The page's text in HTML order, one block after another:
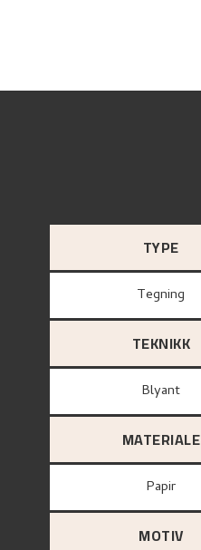
TYPE
Tegning
TEKNIKK
Blyant
MATERIALE
papir
MOTIV